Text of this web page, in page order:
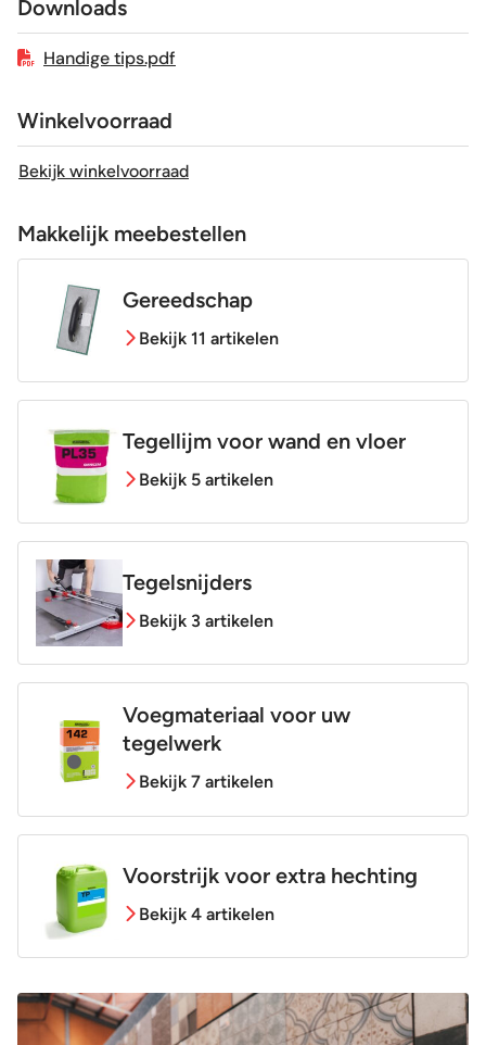
Geschikt voor vloerverwarming
Downloads
Handige tips.pdf
Winkelvoorraad
Bekijk winkelvoorraad
Makkelijk meebestellen
Gereedschap
Bekijk 11 artikelen
Tegellijm voor wand en vloer
Bekijk 5 artikelen
Tegelsnijders
Bekijk 3 artikelen
Voegmateriaal voor uw
tegelwerk
Bekijk 7 artikelen
Voorstrijk voor extra hechting
Bekijk 4 artikelen